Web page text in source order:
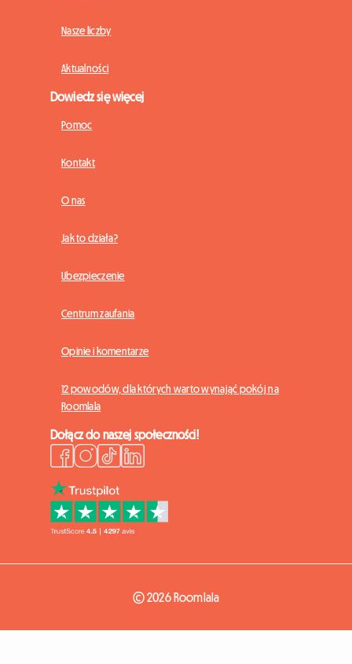
Nasze liczby
Aktualności
Dowiedz się więcej
Pomoc
Kontakt
O nas
Jak to działa?
Ubezpieczenie
Centrum zaufania
Opinie i komentarze
12 powodów, dla których warto wynająć pokój na
Roomlala
Dołącz do naszej społeczności!
© 2026 Roomlala